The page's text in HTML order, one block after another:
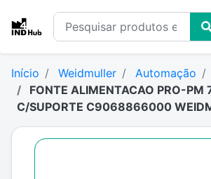
Início Weidmuller Automação
FONTE ALIMENTACAO PRO-
C/SUPORTE C9068866000